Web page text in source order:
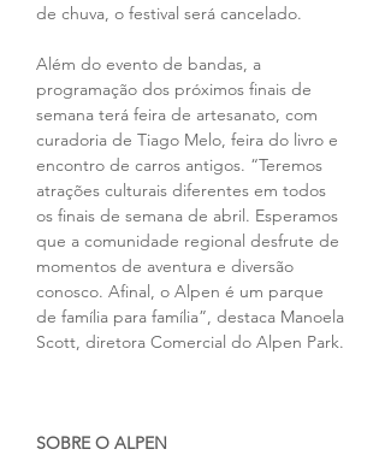
de chuva, o festival será cancelado.
Além do evento de bandas, a
programação dos próximos finais de
semana terá feira de artesanato, com
curadoria de Tiago Melo, feira do livro e
encontro de carros antigos. “Teremos
atrações culturais diferentes em todos
os finais de semana de abril. Esperamos
que a comunidade regional desfrute de
momentos de aventura e diversão
conosco. Afinal, o Alpen é um parque
de família para família”, destaca Manoela
Scott, diretora Comercial do Alpen Park.
SOBRE O ALPEN